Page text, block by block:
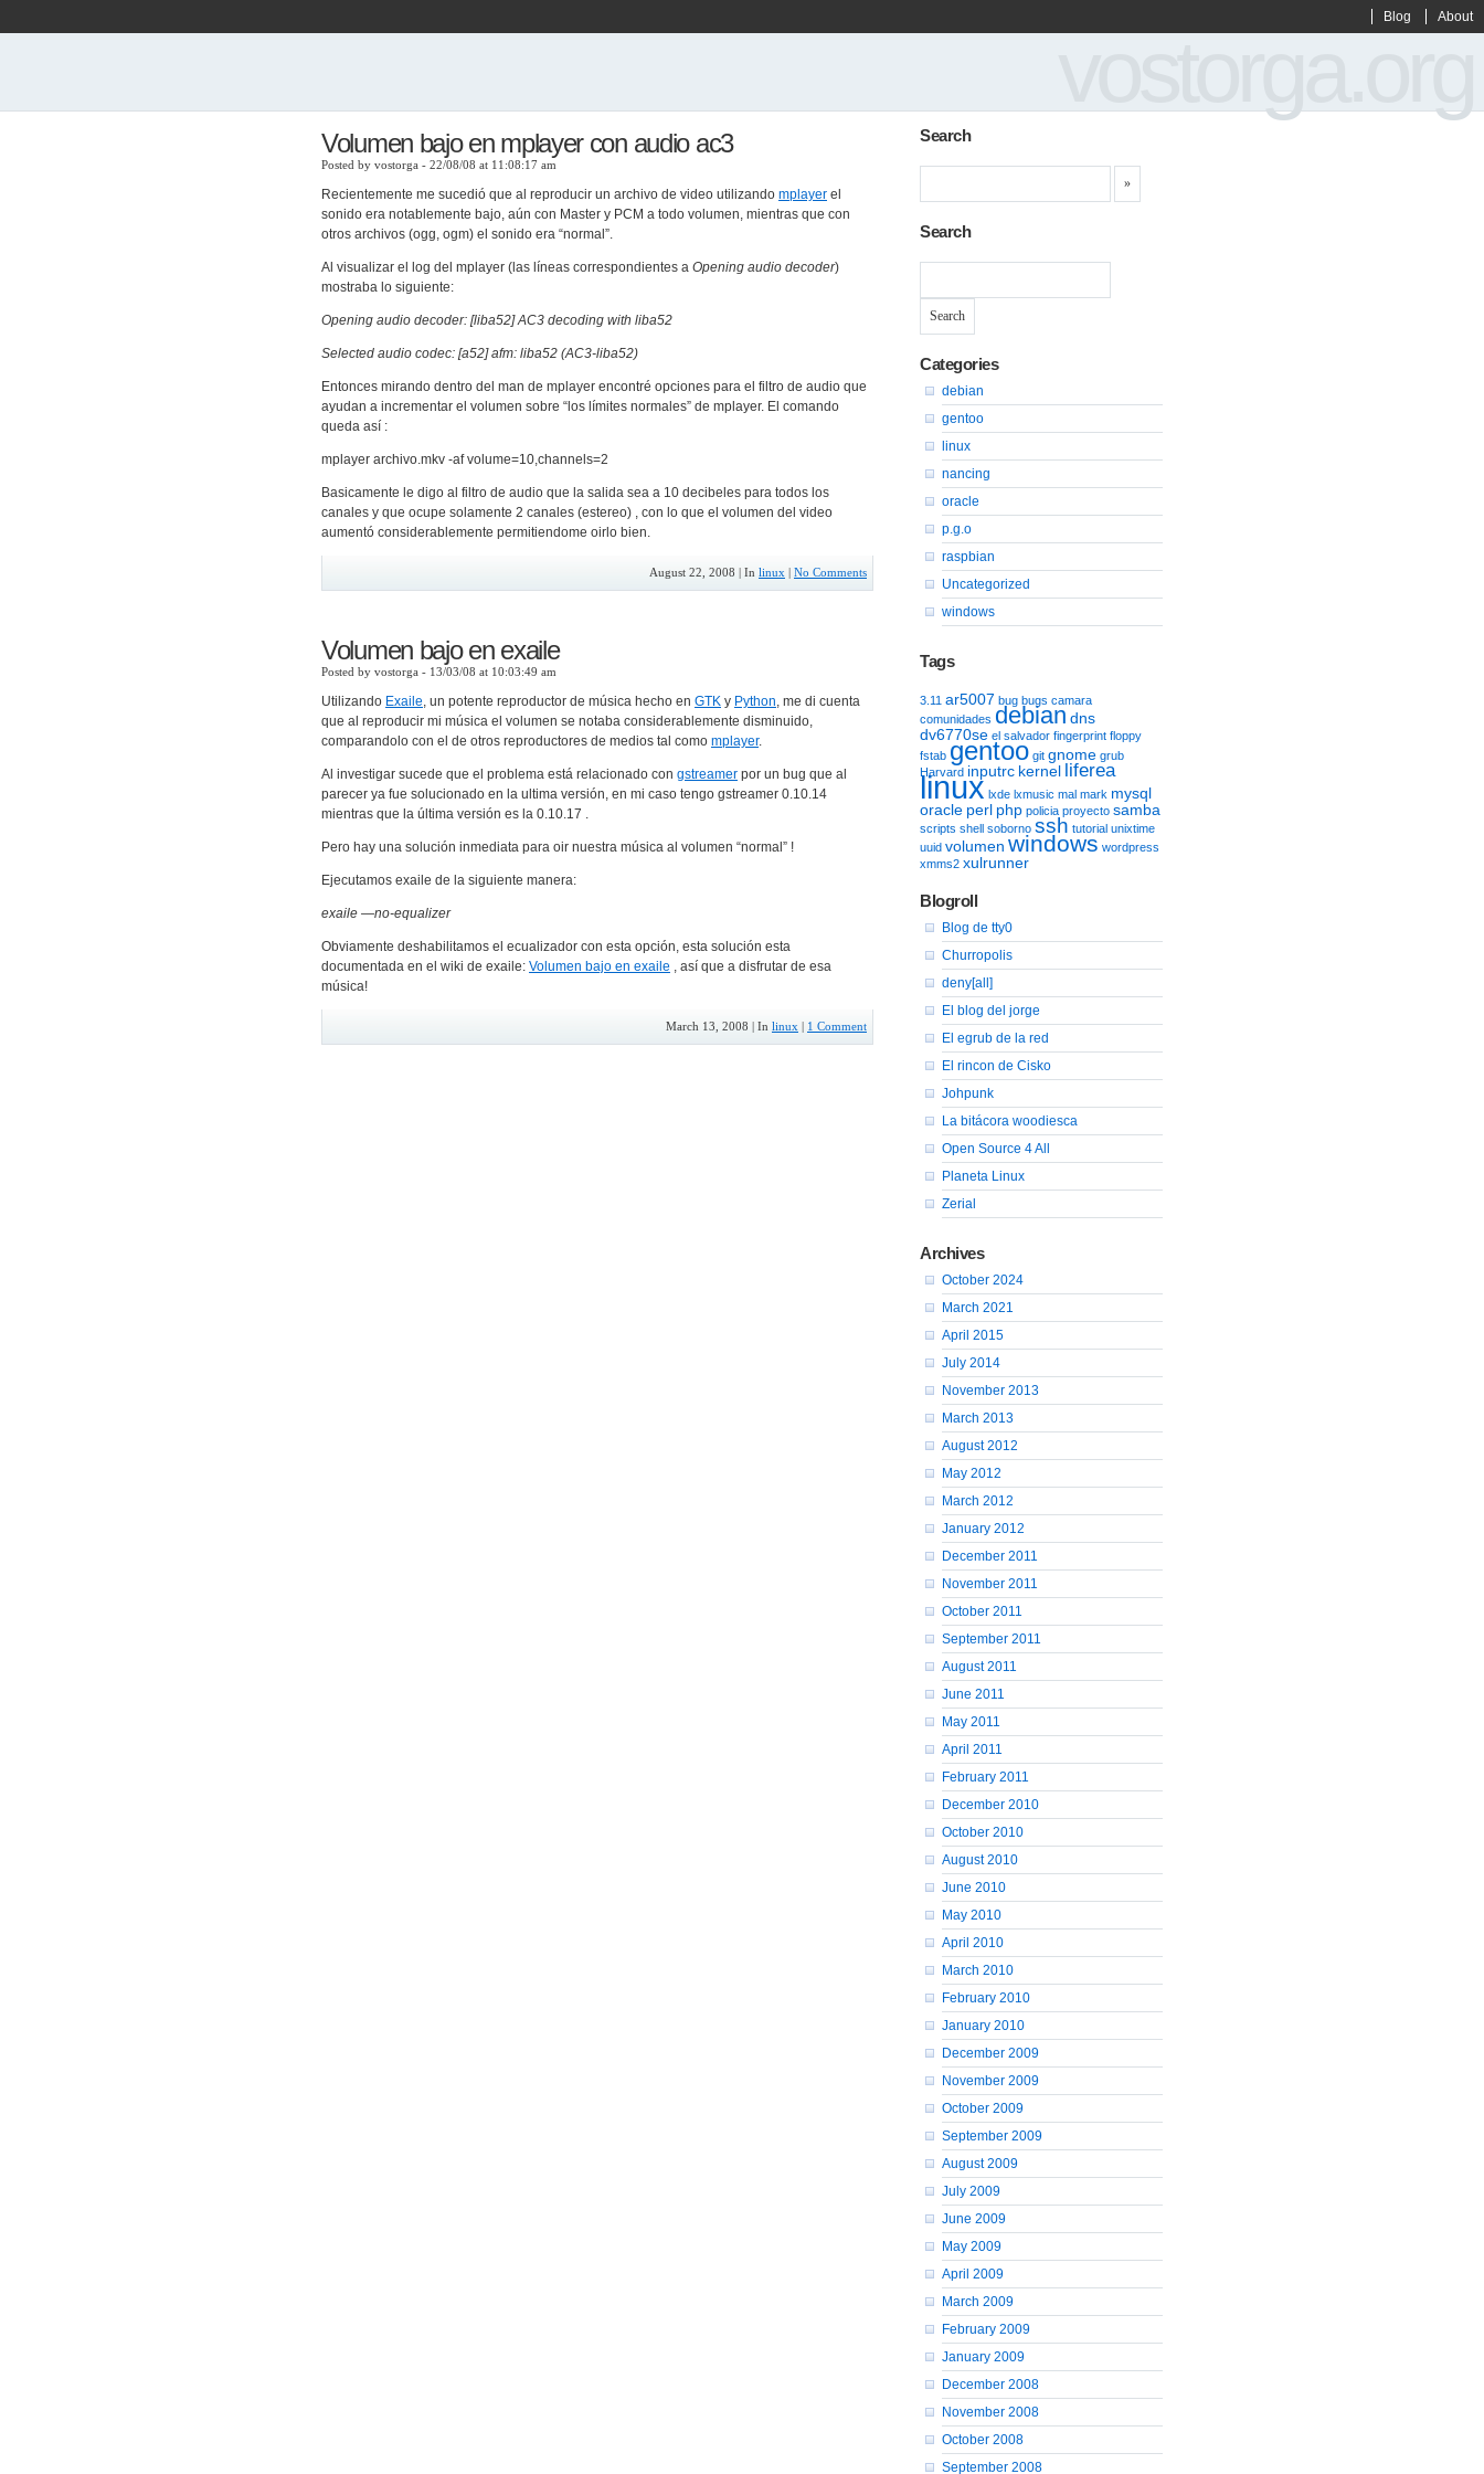
Blog About
Volumen bajo en mplayer con audio ac3
Posted by vostorga - 22/08/08 at 11:08:17 am
Recientemente me sucedió que al reproducir un archivo de video utilizando mplayer el
sonido era notablemente bajo, aún con Master y PCM a todo volumen, mientras que con
otros archivos (ogg, ogm) el sonido era “normal”.
Al visualizar el log del mplayer (las líneas correspondientes a Opening audio decoder)
mostraba lo siguiente:
Opening audio decoder: [liba52] AC3 decoding with liba52
Selected audio codec: [a52] afm: liba52 (AC3-liba52)
Entonces mirando dentro del man de mplayer encontré opciones para el filtro de audio que
ayudan a incrementar el volumen sobre “los límites normales” de mplayer. El comando
queda así :
mplayer archivo.mkv -af volume=10,channels=2
Basicamente le digo al filtro de audio que la salida sea a 10 decibeles para todos los
canales y que ocupe solamente 2 canales (estereo) , con lo que el volumen del video
aumentó considerablemente permitiendome oirlo bien.
August 22, 2008 | In linux No Comments
Volumen bajo en exaile
Posted by vostorga - 13/03/08 at 10:03:49 am
Utilizando Exaile, un potente reproductor de música hecho en GTK y Python, me di cuenta
que al reproducir mi música el volumen se notaba considerablemente disminuido,
comparandolo con el de otros reproductores de medios tal como mplayer.
Al investigar sucede que el problema está relacionado con gstreamer por un bug que al
parecer ya fue solucionado en la ultima versión, en mi caso tengo gstreamer 0.10.14
mientras que la última versión es la 0.10.17 .
Pero hay una solución inmediata para oir nuestra música al volumen “normal” !
Ejecutamos exaile de la siguiente manera:
exaile —no-equalizer
Obviamente deshabilitamos el ecualizador con esta opción, esta solución esta
documentada en el wiki de exaile: Volumen bajo en exaile , así que a disfrutar de esa
música!
March 13, 2008 | In linux 1 Comment
Search
Search
Categories
debian
gentoo
linux
nancing
oracle
p.g.o
raspbian
Uncategorized
windows
Tags
3.11 ar5007 bug bugs camara
comunidades debian dns
dv6770se el salvador fingerprint floppy
fstab gentoo git gnome grub
Harvard inputrc kernel liferea
linux lxde lxmusic mal mark mysql
oracle perl php policia proyecto samba
scripts shell soborno ssh tutorial unixtime
uuid volumen windows wordpress
xmms2 xulrunner
Blogroll
Blog de tty0
Churropolis
deny[all]
El blog del jorge
El egrub de la red
El rincon de Cisko
Johpunk
La bitácora woodiesca
Open Source 4 All
Planeta Linux
Zerial
Archives
October 2024
March 2021
April 2015
July 2014
November 2013
March 2013
August 2012
May 2012
March 2012
January 2012
December 2011
November 2011
October 2011
September 2011
August 2011
June 2011
May 2011
April 2011
February 2011
December 2010
October 2010
August 2010
June 2010
May 2010
April 2010
March 2010
February 2010
January 2010
December 2009
November 2009
October 2009
September 2009
August 2009
July 2009
June 2009
May 2009
April 2009
March 2009
February 2009
January 2009
December 2008
November 2008
October 2008
September 2008